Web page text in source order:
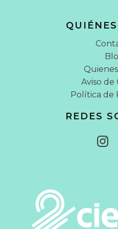
Aviso de
Política de
REDES